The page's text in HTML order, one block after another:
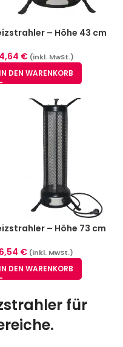
– Höhe 43 cm
€ (inkl. MwSt.)
IN DEN WARENKORB
– Höhe 73 cm
€ (inkl. MwSt.)
IN DEN WARENKORB
für